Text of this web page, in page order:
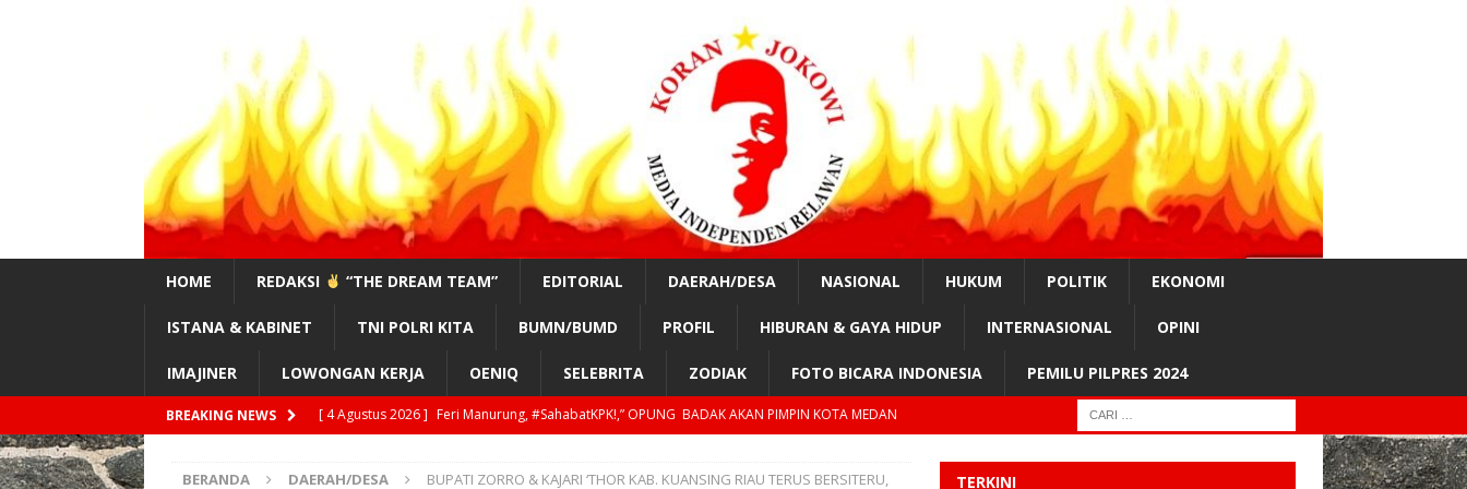
HOME REDAKSI “THE DREAM TEAM” EDITORIAL DAERAH/DESA NASIONAL HUKUM POLITIK EKONOMI
ISTANA & KABINET TNI POLRI KITA BUMN/BUMD PROFIL HIBURAN & GAYA HIDUP INTERNASIONAL OPINI
IMAJINER LOWONGAN KERJA OENIQ SELEBRITA ZODIAK FOTO BICARA INDONESIA PEMILU PILPRES 2024
BREAKING NEWS [ 3 Agustus 2026 ] #SahabatKPK!, “TAHUN 2029, GILIRAN PRESIDEN SIPIL LAGI?”
EDUKASI
BERANDA DAERAH/DESA
BUPATI ZORRO & KAJARI ‘THOR KAB. KUANSING RIAU TERUS BERSITERU,
TERKINI